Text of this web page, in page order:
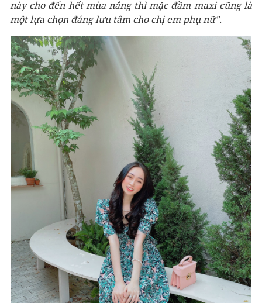
này cho đến hết mùa nắng thì mặc đầm maxi cũng là
một lựa chọn đáng lưu tâm cho chị em phụ nữ".